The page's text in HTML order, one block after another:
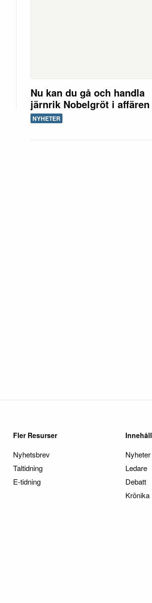
Nu kan du gå och handla
järnrik Nobelgröt i affären
NYHETER
Fler Resurser
Nyhetsbrev
Taltidning
E-tidning
Innehåll
Nyheter
Ledare
Debatt
Krönika